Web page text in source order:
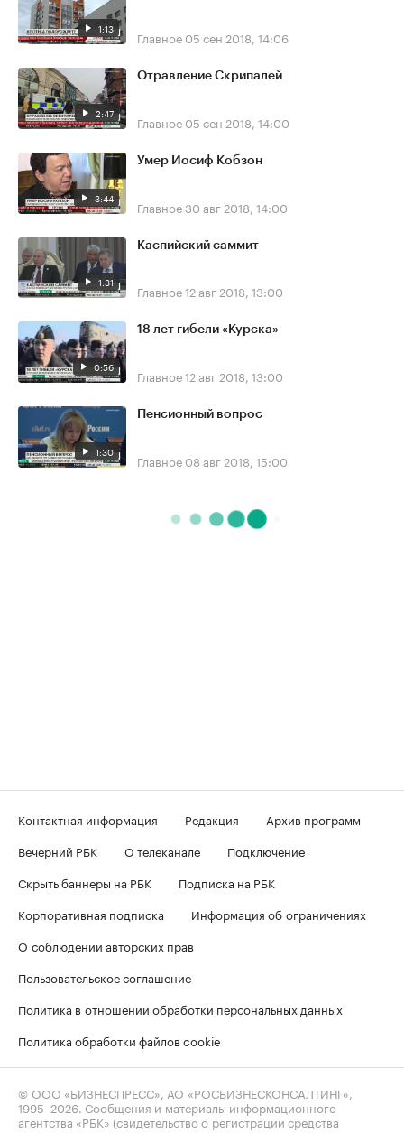
1:13 Главное 05 сен 2018, 14:06
2:47
Отравление Скрипалей
Главное 05 сен 2018, 14:00
3:44
Умер Иосиф Кобзон
Главное30 авг 2018, 14:00
1:31
Каспийский саммит
Главное12 авг 2018, 13:00
0:56
18 лет гибели «Курска»
Главное12 авг 2018, 13:00
1:30
Пенсионный вопрос
Главное 08 авг 2018, 15:00
Контактная информация Редакция
Архив программ
Вечерний РБК
О телеканале
Подключение
Скрыть баннеры на РБК
Подписка на РБК
Корпоративная подписка
Информация об ограничениях
О соблюдении авторских прав
Пользовательское соглашение
Политика в отношении обработки персональных данных
Политика обработки файлов cookie
© ООО «БИЗНЕСПРЕСС», АО «РОСБИЗНЕСКОНСАЛТИНГ»,
1995–2026 . Сообщения и материалы информационного
агентства «РБК» (свидетельство о регистрации средства